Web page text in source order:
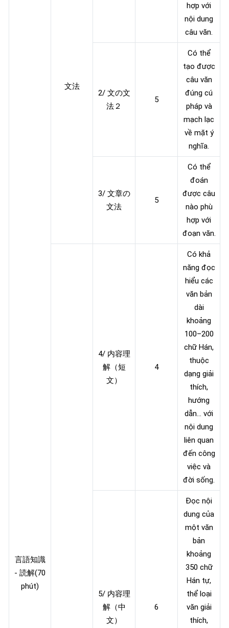
言語知識
‐ 読解(70
phút)
文法
hợp với
nội dung
câu văn.
2/ 文の文
法２
5
Có thể
tạo được
câu văn
đúng cú
pháp và
mạch lạc
về mặt ý
nghĩa.
3/ 文章の
文法
5
Có thể
đoán
được câu
nào phù
hợp với
đoạn văn.
4/ 内容理
解（短
文）
4
Có khả
năng đọc
hiểu các
văn bản
dài
khoảng
100–200
chữ Hán,
thuộc
dạng giải
thích,
hướng
dẫn… với
nội dung
liên quan
đến công
việc và
đời sống.
5/ 内容理
解（中
文）
6
Đọc nội
dung của
một văn
bản
khoảng
350 chữ
Hán tự,
thể loại
văn giải
thích,